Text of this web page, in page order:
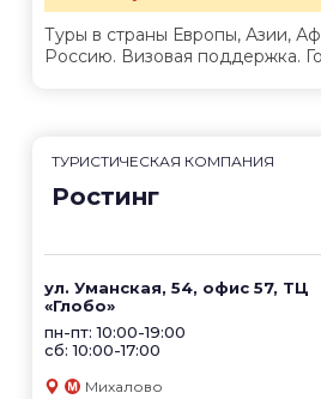
Туры в страны Европы, Азии,
Россию. Визовая поддержка.
ТУРИСТИЧЕСКАЯ КОМПАНИЯ
Ростинг
ул. Уманская, 54, офис 57, ТЦ
«Глобо»
пн-пт: 10:00-19:00
сб: 10:00-17:00
Михалово